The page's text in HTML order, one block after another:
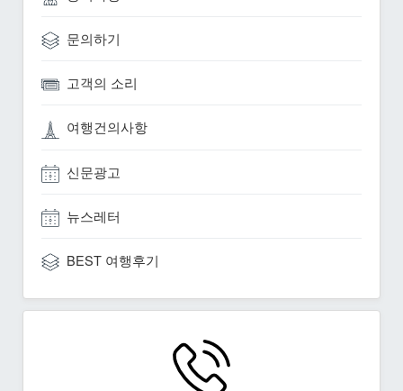
문의하기
고객의 소리
여행건의사항
신문광고
뉴스레터
BEST 여행후기